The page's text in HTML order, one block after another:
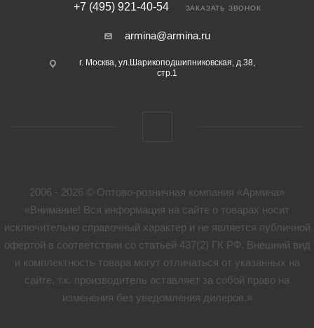
+7 (495) 921-40-54 ЗАКАЗАТЬ ЗВОНОК
armina@armina.ru
г. Москва, ул.Шарикоподшипниковская, д.38,
стр.1
2006 - 2026 © Оптово-розничная компания «Армина»
«Внимание! Вся информация на сайте о товарах носит
исключительно справочный характер и не является публичной
офертой в соответствии со статьей 437(2) ГК РФ. Внешний вид
и комплектность товара могут отличаться от указанных на
сайте, т.к. производитель оставляет за собой право на
изменения без уведомления дилеров.»